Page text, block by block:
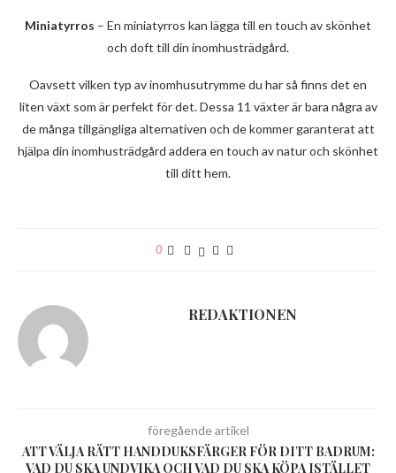
Miniatyrros – En miniatyrros kan lägga till en touch av skönhet
och doft till din inomhusträdgård.
Oavsett vilken typ av inomhusutrymme du har så finns det en
liten växt som är perfekt för det. Dessa 11 växter är bara några av
de många tillgängliga alternativen och de kommer garanterat att
hjälpa din inomhusträdgård addera en touch av natur och skönhet
till ditt hem.
0
REDAKTIONEN
föregående artikel
ATT VÄLJA RÄTT HANDDUKSFÄRGER FÖR DITT BADRUM:
VAD DU SKA UNDVIKA OCH VAD DU SKA KÖPA ISTÄLLET